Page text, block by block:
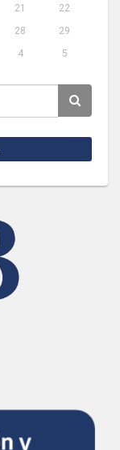
21
22
28
29
4 5